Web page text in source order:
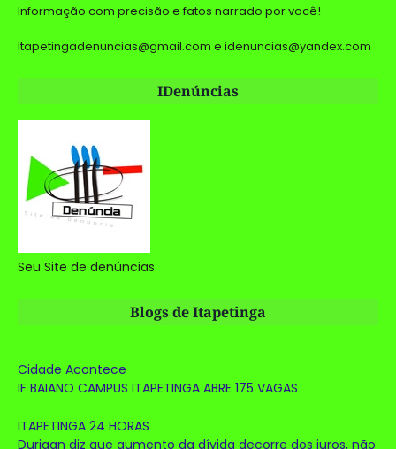
Informação com precisão e fatos narrado por você!
Itapetingadenuncias@gmail.com e idenuncias@yandex.com
IDenúncias
Seu Site de denúncias
Blogs de Itapetinga
Cidade Acontece
IF BAIANO CAMPUS ITAPETINGA ABRE 175 VAGAS
ITAPETINGA 24 HORAS
Durigan diz que aumento da dívida decorre dos juros, não